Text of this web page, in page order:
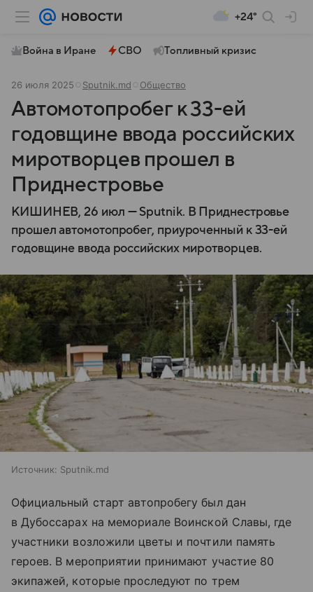
+24°
Война в Иране СВО Топливный кризис
26 июля 2025 Sputnik.md Общество
Автомотопробег к 33-ей
годовщине ввода российских
миротворцев прошел в
Приднестровье
КИШИНЕВ, 26 июл — Sputnik. В Приднестровье
прошел автомотопробег, приуроченный к 33-ей
годовщине ввода российских миротворцев.
Источник: Sputnik.md
Официальный старт автопробегу был дан
в Дубоссарах на мемориале Воинской Славы, где
участники возложили цветы и почтили память
героев. В мероприятии принимают участие 80
экипажей, которые проследуют по трем